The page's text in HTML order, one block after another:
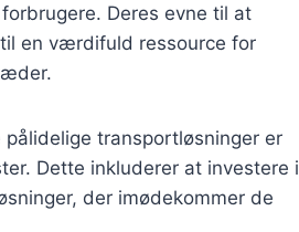
Deres evne til at
en værdifuld ressource for
transportløsninger er
Dette inkluderer at investere i
der imødekommer de